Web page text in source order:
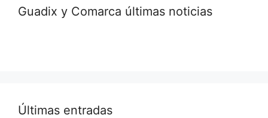
Guadix y Comarca últimas noticias
Últimas entradas